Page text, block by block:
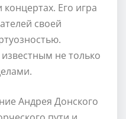
концертах. Его игра
своей
не только
Андрея Донского